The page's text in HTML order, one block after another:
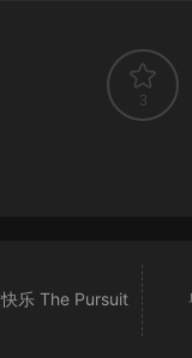
3
乐 The Pursuit